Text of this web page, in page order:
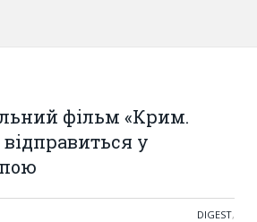
фільм «Крим.
у
DIGEST,